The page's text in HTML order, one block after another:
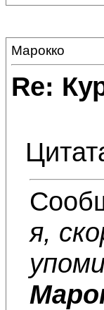
Марокко
Re:
я,